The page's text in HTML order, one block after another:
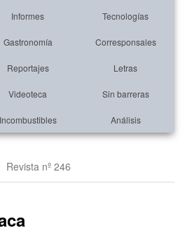
Informes Tecnologías
Gastronomía Corresponsales
Reportajes Letras
Videoteca Sin barreras
Incombustibles Análisis
Revista nº 246